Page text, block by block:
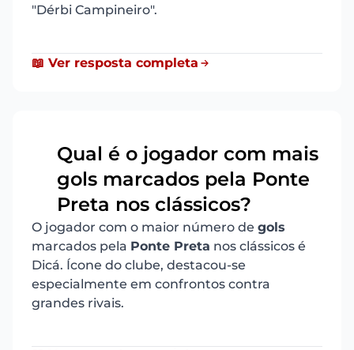
"Dérbi Campineiro".
📖 Ver resposta completa
Qual é o jogador com mais
gols marcados pela Ponte
Preta nos clássicos?
O jogador com o maior número de gols
marcados pela Ponte Preta nos clássicos é
Dicá. Ícone do clube, destacou-se
especialmente em confrontos contra
grandes rivais.